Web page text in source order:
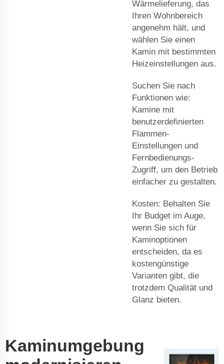
Wärmelieferung, das
Ihren Wohnbereich
angenehm hält, und
wählen Sie einen
Kamin mit bestimmten
Heizeinstellungen aus.
Suchen Sie nach
Funktionen wie:
Kamine mit
benutzerdefinierten
Flammen-
Einstellungen und
Fernbedienungs-
Zugriff, um den Betrieb
einfacher zu gestalten.
Kosten: Behalten Sie
Ihr Budget im Auge,
wenn Sie sich für
Kaminoptionen
entscheiden, da es
kostengünstige
Varianten gibt, die
trotzdem Qualität und
Glanz bieten.
Kaminumgebung